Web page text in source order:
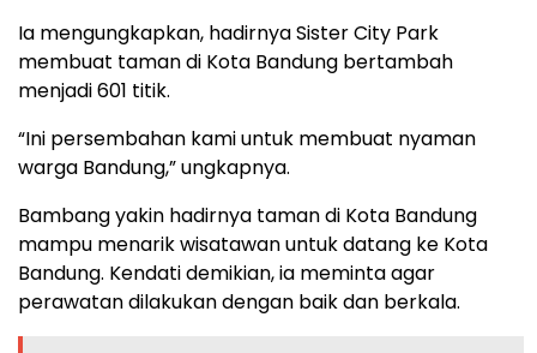
Ia mengungkapkan, hadirnya Sister City Park
membuat taman di Kota Bandung bertambah
menjadi 601 titik.
“Ini persembahan kami untuk membuat nyaman
warga Bandung,” ungkapnya.
Bambang yakin hadirnya taman di Kota Bandung
mampu menarik wisatawan untuk datang ke Kota
Bandung. Kendati demikian, ia meminta agar
perawatan dilakukan dengan baik dan berkala.